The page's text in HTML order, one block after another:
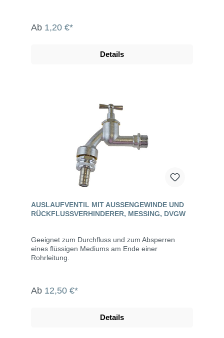
Ab 1,20 €*
Details
AUSLAUFVENTIL MIT AUSSENGEWINDE UND R
ÜCKFLUSSVERHINDERER, MESSING, DVGW
Geeignet zum Durchfluss und zum Absperren
eines flüssigen Mediums am Ende einer
Rohrleitung.
Ab 12,50 €*
Details